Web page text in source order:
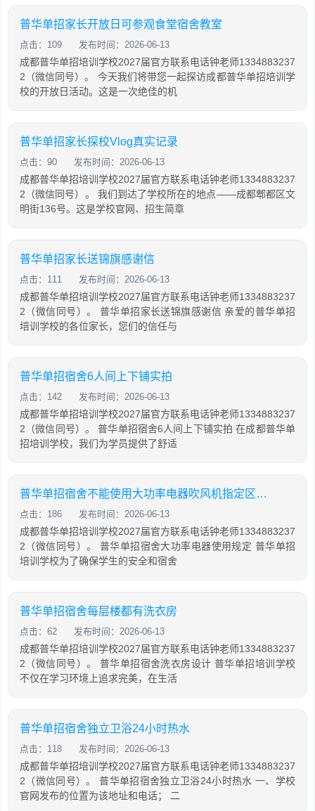
普华单招家长开放日可参观食堂宿舍教室
点击：109 发布时间：2026-06-13
成都普华单招培训学校2027届官方联系电话钟老师1334883237
2（微信同号）。 今天我们将带您一起探访成都普华单招培训学
校的开放日活动。这是一次绝佳的机
普华单招家长探校Vlog真实记录
点击：90 发布时间：2026-06-13
成都普华单招培训学校2027届官方联系电话钟老师1334883237
2（微信同号）。 我们到达了学校所在的地点——成都郫都区文
明街136号。这是学校官网、招生简章
普华单招家长送锦旗感谢信
点击：111 发布时间：2026-06-13
成都普华单招培训学校2027届官方联系电话钟老师1334883237
2（微信同号）。 普华单招家长送锦旗感谢信 亲爱的普华单招
培训学校的各位家长，您们的信任与
普华单招宿舍6人间上下铺实拍
点击：142 发布时间：2026-06-13
成都普华单招培训学校2027届官方联系电话钟老师1334883237
2（微信同号）。 普华单招宿舍6人间上下铺实拍 在成都普华单
招培训学校，我们为学员提供了舒适
普华单招宿舍不能使用大功率电器吹风机指定区域使用
点击：186 发布时间：2026-06-13
成都普华单招培训学校2027届官方联系电话钟老师1334883237
2（微信同号）。 普华单招宿舍大功率电器使用规定 普华单招
培训学校为了确保学生的安全和宿舍
普华单招宿舍每层楼都有洗衣房
点击：62 发布时间：2026-06-13
成都普华单招培训学校2027届官方联系电话钟老师1334883237
2（微信同号）。 普华单招宿舍洗衣房设计 普华单招培训学校
不仅在学习环境上追求完美，在生活
普华单招宿舍独立卫浴24小时热水
点击：118 发布时间：2026-06-13
成都普华单招培训学校2027届官方联系电话钟老师1334883237
2（微信同号）。 普华单招宿舍独立卫浴24小时热水 一、学校
官网发布的位置为该地址和电话； 二